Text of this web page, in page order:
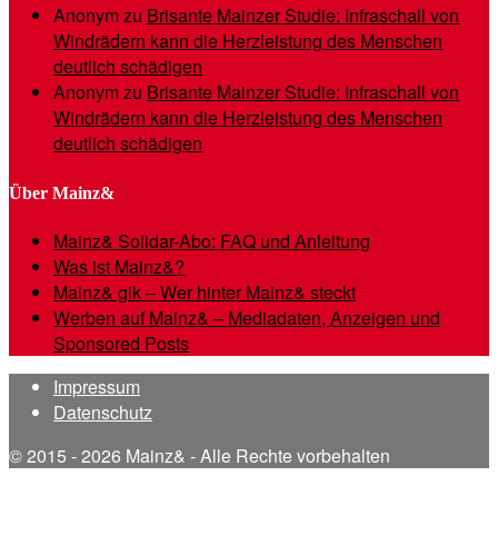
Anonymzu Brisante Mainzer Studie: Infraschall von
Windrädern kann die Herzleistung des Menschen
deutlich schädigen
Anonymzu Brisante Mainzer Studie: Infraschall von
Windrädern kann die Herzleistung des Menschen
deutlich schädigen
Über Mainz&
Mainz& Solidar-Abo: FAQ und Anleitung
Was ist Mainz&?
Mainz& gik – Wer hinter Mainz& steckt
Werben auf Mainz& – Mediadaten, Anzeigen und
Sponsored Posts
Impressum
Datenschutz
© 2015 - 2026 Mainz& - Alle Rechte vorbehalten